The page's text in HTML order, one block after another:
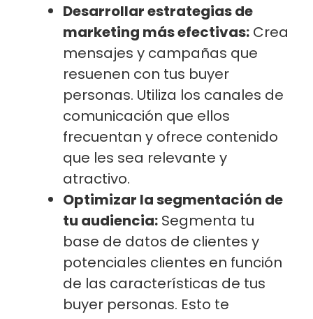
Desarrollar estrategias de
marketing más efectivas: Crea
mensajes y campañas que
resuenen con tus buyer
personas. Utiliza los canales de
comunicación que ellos
frecuentan y ofrece contenido
que les sea relevante y
atractivo.
Optimizar la segmentación de
tu audiencia: Segmenta tu
base de datos de clientes y
potenciales clientes en función
de las características de tus
buyer personas. Esto te